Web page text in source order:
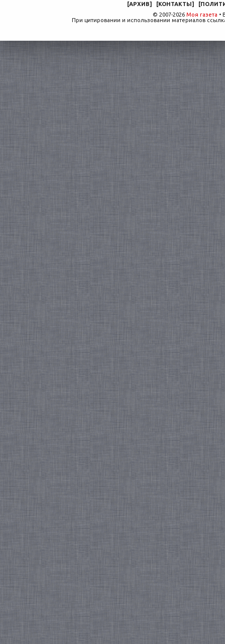
[АРХИВ] [КОНТАКТЫ] [
© 2007-2026 Моя газета •
При цитировании и использовании материалов